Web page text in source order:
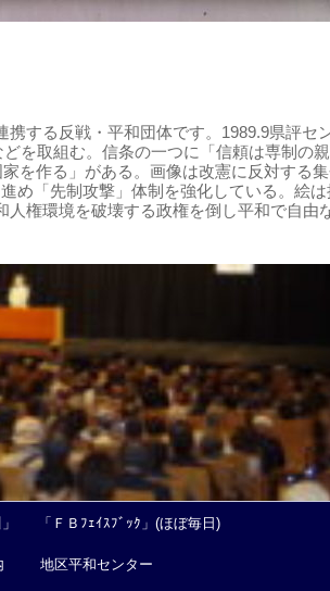
する反戦・平和団体です。1989.9県評セ
を取組む。信条の一つに「信頼は専制の
を作る」がある。画像は改憲に反対する
め「先制攻撃」体制を強化している。絵は
権環境を破壊する政権を倒し平和で自由
「ＦＢﾌｪｲｽﾌﾞｯｸ」(ほぼ毎日)
地区平和センター